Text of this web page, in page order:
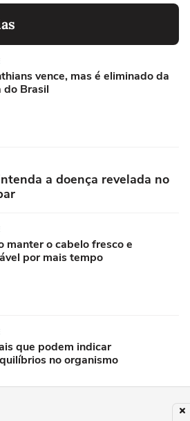
vence, mas é eliminado da
do Brasil
a doença revelada no
manter o cabelo fresco e
por mais tempo
que podem indicar
no organismo